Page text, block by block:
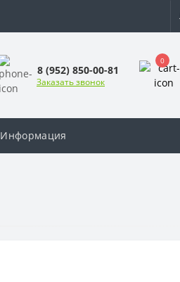
8 (952) 850-00-81
Заказать звонок
0
Информация